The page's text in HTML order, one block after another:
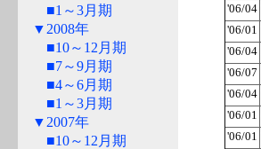
■1～3月期
▼2008年
■10～12月期
■7～9月期
■4～6月期
■1～3月期
▼2007年
■10～12月期
'06/04
'06/01
'06/04
'06/07
'06/04
'06/01
'06/01